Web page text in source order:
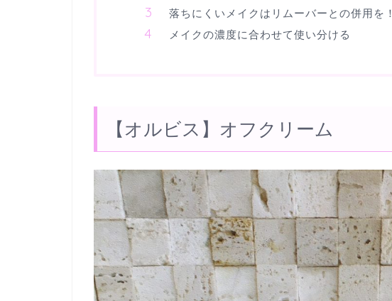
落ちにくいメイクはリムーバーとの併用を！
メイクの濃度に合わせて使い分ける
【オルビス】オフクリーム